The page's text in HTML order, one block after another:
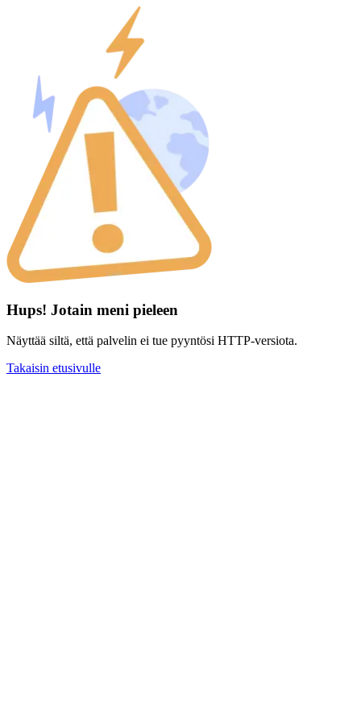
Hups! Jotain meni pieleen
Näyttää siltä, että palvelin ei tue pyyntösi HTTP-versiota.
Takaisin etusivulle